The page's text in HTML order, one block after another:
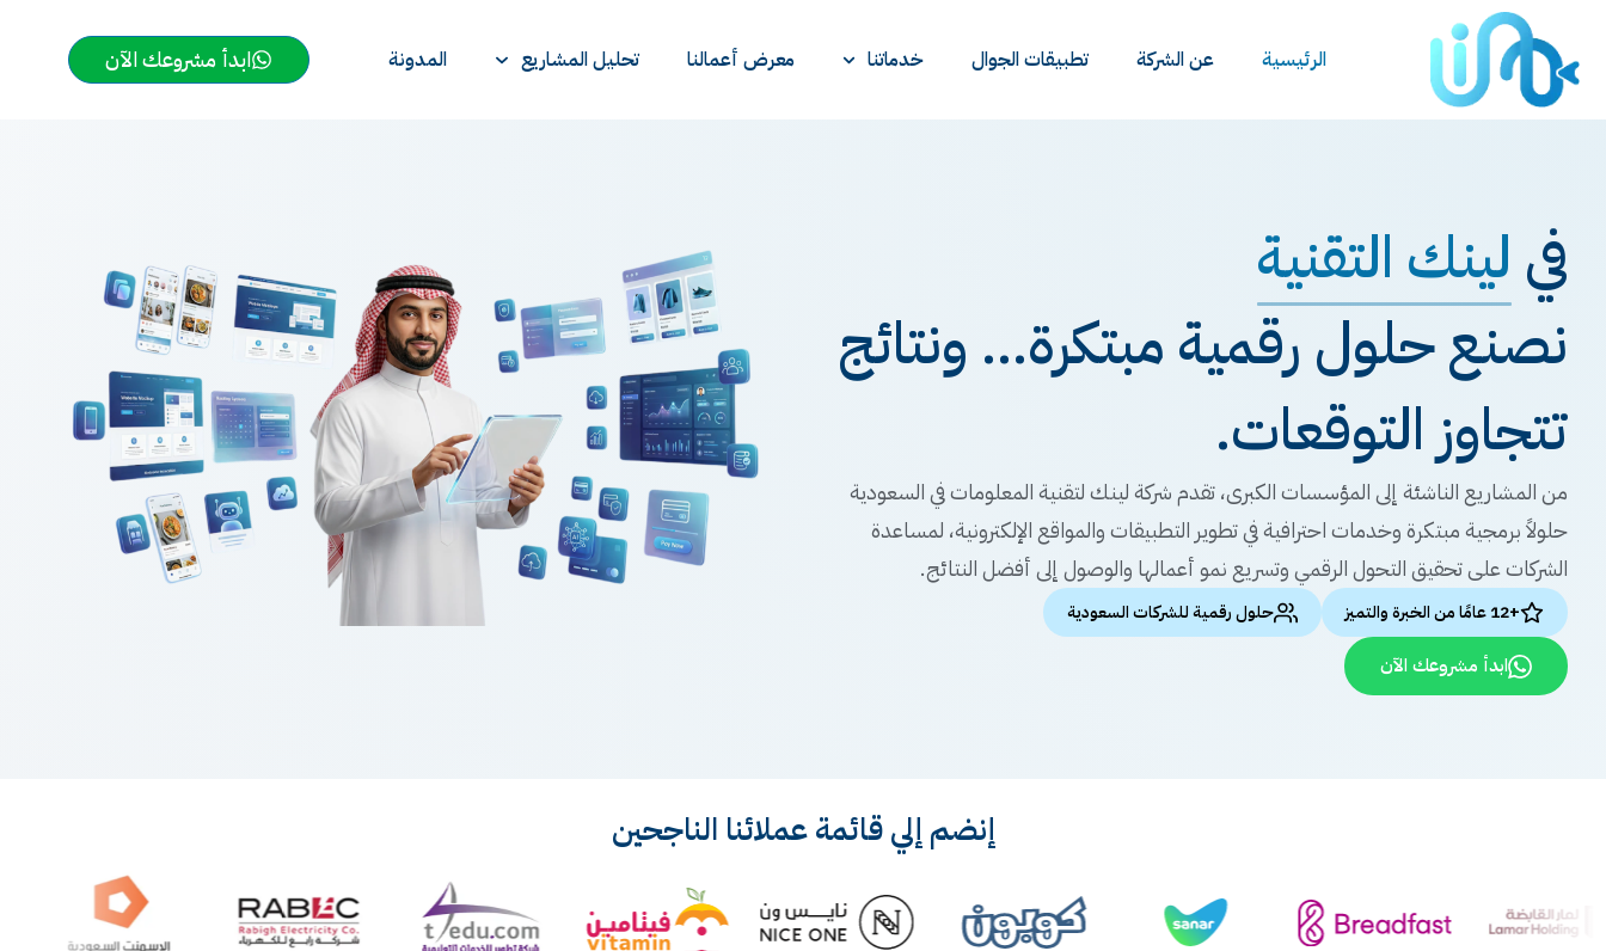
الرئيسية عن الشركة تطبيقات الجوال خدماتنا معرض أعمالنا تحليل المشاريع المدونة ابدأ مشروعك الآن
في لينك التقنية
نصنع حلول رقمية مبتكرة... ونتائج
تتجاوز التوقعات.
من المشاريع الناشئة إلى المؤسسات الكبرى، تقدم شركة لينك لتقنية المعلومات في السعودية
حلولاً برمجية مبتكرة وخدمات احترافية في تطوير التطبيقات والمواقع الإلكترونية، لمساعدة
الشركات على تحقيق التحول الرقمي وتسريع نمو أعمالها والوصول إلى أفضل النتائج.
+12 عامًا من الخبرة والتميز حلول رقمية للشركات السعودية
ابدأ مشروعك الآن
إنضم إلي قائمة عملائنا الناجحين